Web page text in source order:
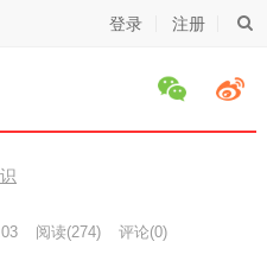
登录 注册
阅读(274) 评论(0)